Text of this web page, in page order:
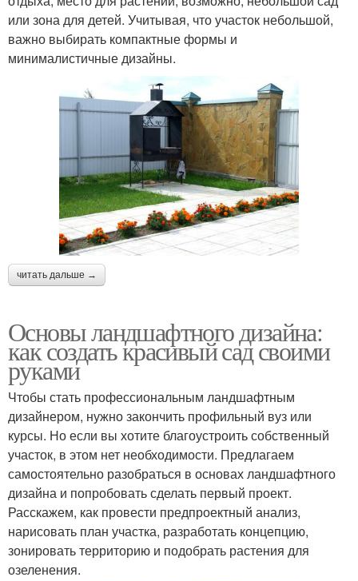
или зона для детей. Учитывая, что участок небольшой,
важно выбирать компактные формы и
минималистичные дизайны.
читать дальше →
Основы ландшафтного дизайна:
как создать красивый сад своими
руками
Чтобы стать профессиональным ландшафтным
дизайнером, нужно закончить профильный вуз или
курсы. Но если вы хотите благоустроить собственный
участок, в этом нет необходимости. Предлагаем
самостоятельно разобраться в основах ландшафтного
дизайна и попробовать сделать первый проект.
Расскажем, как провести предпроектный анализ,
нарисовать план участка, разработать концепцию,
зонировать территорию и подобрать растения для
озеленения.